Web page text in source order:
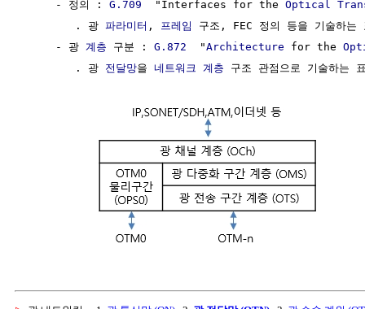
     - 정의 :
G.709
  "Interfaces for the
Optical
        . 광
파라미터 , 프레임
구조, FEC 정의 등을 기술하는
     - 광
계층 구분 : G.872
  "
Architecture for the
        . 광
전달망을 네트워크 계층 구조 관점으로 기술하는